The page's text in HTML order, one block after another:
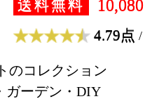
送料無料
4.79点 /
のコレクション
ガーデン・DIY